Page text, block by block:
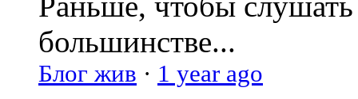
большинстве...
Блог жив · 1 year ago